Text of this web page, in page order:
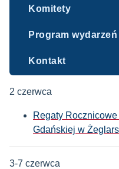
Komitety
Program wydarzeń
Kontakt
2 czerwca
Regaty
Gdańskiej w
3-7 czerwca